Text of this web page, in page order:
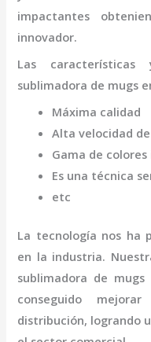
impactantes
innovador.
Las
sublimadora de mugs
Máxima calidad
Alta velocidad
Gama de
Es una técnica
etc
La tecnología nos ha
en la industria.
sublimadora de mugs
conseguido
distribución, logrando